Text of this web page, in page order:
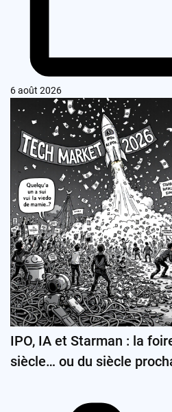
6 août 2026
IPO, IA et Starman : la
siècle… ou du siècle